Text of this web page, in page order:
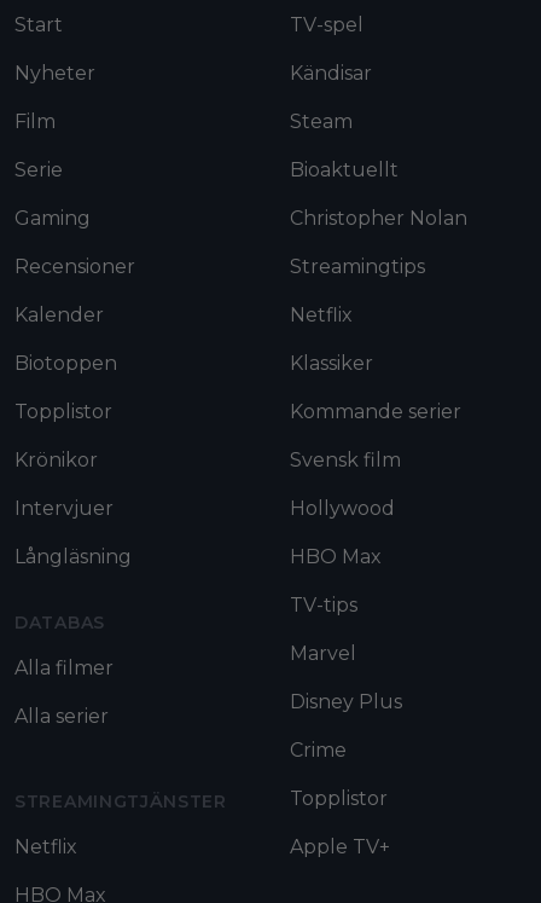
Start
Nyheter
Film
Serie
Gaming
Recensioner
Kalender
Biotoppen
Topplistor
Krönikor
Intervjuer
Långläsning
DATABAS
Alla filmer
Alla serier
STREAMINGTJÄNSTER
Netflix
HBO Max
TV-spel
Kändisar
Steam
Bioaktuellt
Christopher Nolan
Streamingtips
Netflix
Klassiker
Kommande serier
Svensk film
Hollywood
HBO Max
TV-tips
Marvel
Disney Plus
Crime
Topplistor
Apple TV+